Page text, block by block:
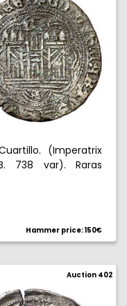
(Imperatrix
738 var). Raras
Hammer price: 150€
Auction 402